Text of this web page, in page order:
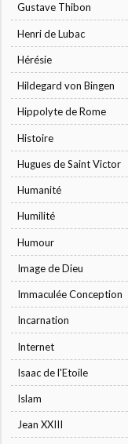
Gustave Thibon
Henri de Lubac
Hérésie
Hildegard von Bingen
Hippolyte de Rome
Histoire
Hugues de Saint Victor
Humanité
Humilité
Humour
Image de Dieu
Immaculée Conception
Incarnation
Internet
Isaac de l'Etoile
Islam
Jean XXIII